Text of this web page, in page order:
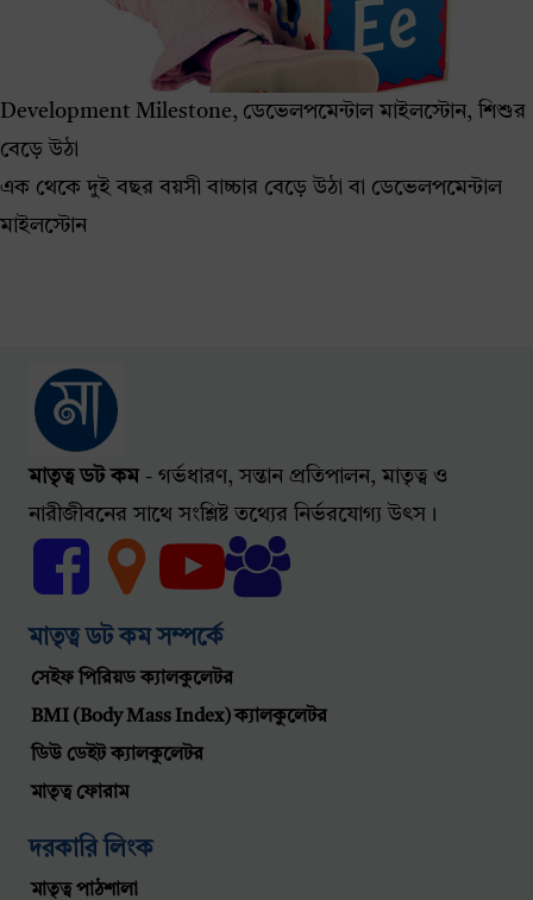
Development Milestone, ডেভেলপমেন্টাল মাইলস্টোন, শিশুর
বেড়ে উঠা
এক থেকে দুই বছর বয়সী বাচ্চার বেড়ে উঠা বা ডেভেলপমেন্টাল
মাইলস্টোন
মাতৃত্ব ডট কম- গর্ভধারণ, সন্তান প্রতিপালন, মাতৃত্ব ও
নারীজীবনের সাথে সংশ্লিষ্ট তথ্যের নির্ভরযোগ্য উৎস।
মাতৃত্ব ডট কম সম্পর্কে
সেইফ পিরিয়ড ক্যালকুলেটর
BMI (Body Mass Index) ক্যালকুলেটর
ডিউ ডেইট ক্যালকুলেটর
মাতৃত্ব ফোরাম
দরকারি লিংক
মাতৃত্ব পাঠশালা